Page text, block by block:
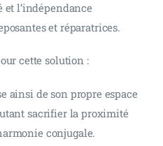
l’indépendance
et réparatrices.
cette solution :
ainsi de son propre espace
sacrifier la proximité
conjugale.